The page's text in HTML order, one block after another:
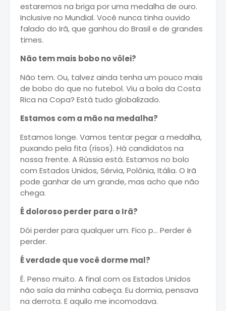
estaremos na briga por uma medalha de ouro.
Inclusive no Mundial. Você nunca tinha ouvido
falado do Irã, que ganhou do Brasil e de grandes
times.
Não tem mais bobo no vôlei?
Não tem. Ou, talvez ainda tenha um pouco mais
de bobo do que no futebol. Viu a bola da Costa
Rica na Copa? Está tudo globalizado.
Estamos com a mão na medalha?
Estamos longe. Vamos tentar pegar a medalha,
puxando pela fita (risos). Há candidatos na
nossa frente. A Rússia está. Estamos no bolo
com Estados Unidos, Sérvia, Polônia, Itália. O Irã
pode ganhar de um grande, mas acho que não
chega.
É doloroso perder para o Irã?
Dói perder para qualquer um. Fico p… Perder é
perder.
É verdade que você dorme mal?
É. Penso muito. A final com os Estados Unidos
não saía da minha cabeça. Eu dormia, pensava
na derrota. E aquilo me incomodava.